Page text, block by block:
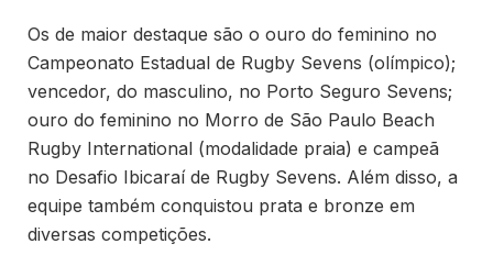
Os de maior destaque são o ouro do feminino no
Campeonato Estadual de Rugby Sevens (olímpico);
vencedor, do masculino, no Porto Seguro Sevens;
ouro do feminino no Morro de São Paulo Beach
Rugby International (modalidade praia) e campeã
no Desafio Ibicaraí de Rugby Sevens. Além disso, a
equipe também conquistou prata e bronze em
diversas competições.